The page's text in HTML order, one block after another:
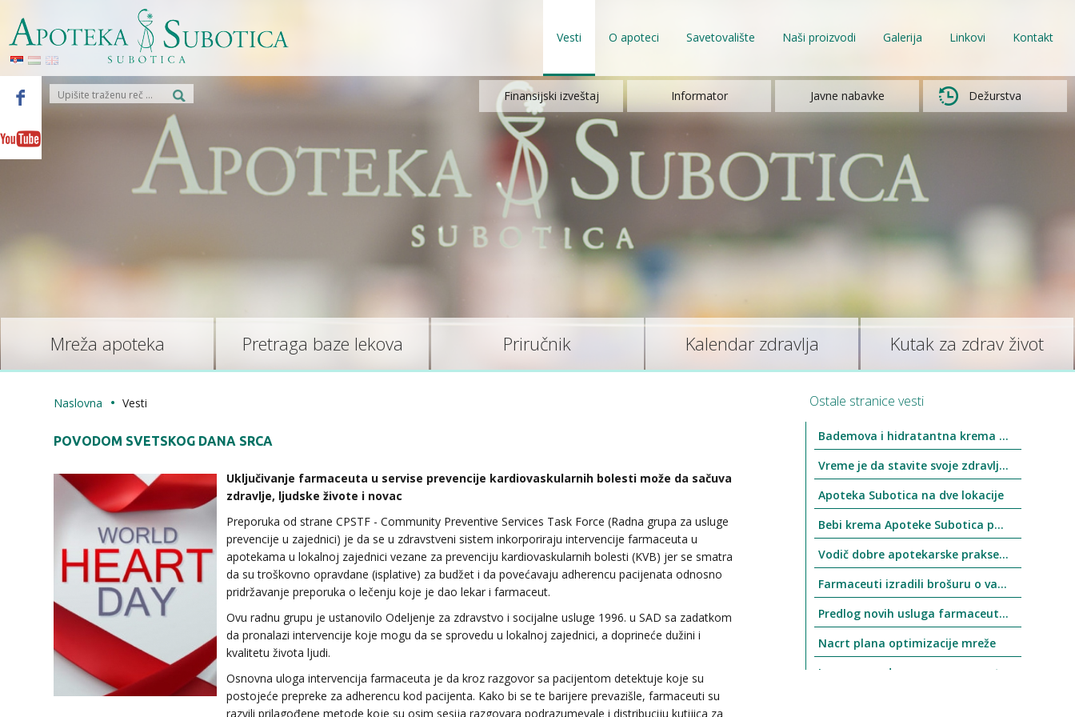
Vesti O apoteci Savetovalište Naši proizvodi Galerija Linkovi Kontakt
Finansijski izveštaj Informator Javne nabavke Dežurstva
Mreža apoteka Pretraga baze lekova Priručnik Kalendar zdravlja Kutak za zdrav život
Ostale stranice vesti
Bademova i hidratantna krema Apoteke Subotica ponovo u prodaji
Vreme je da stavite svoje zdravlje u 1. plan
Apoteka Subotica na dve lokacije
Bebi krema Apoteke Subotica ponovo u prodaji
Vodič dobre apotekarske prakse stupio na snagu 1.4.2021. godine
Farmaceuti izradili brošuru o vakcinama
Predlog novih usluga farmaceuta nije prihvaćen
Nacrt plana optimizacije mreže
Naslovna Vesti
POVODOM SVETSKOG DANA SRCA
Uključivanje farmaceuta u servise prevencije kardiovaskularnih bolesti može da sačuva
zdravlje, ljudske živote i novac
Preporuka od strane CPSTF - Community Preventive Services Task Force (Radna grupa za usluge
prevencije u zajednici) je da se u zdravstveni sistem inkorporiraju intervencije farmaceuta u
apotekama u lokalnoj zajednici vezane za prevenciju kardiovaskularnih bolesti (KVB) jer se smatra
da su troškovno opravdane (isplative) za budžet i da povećavaju adherencu pacijenata odnosno
pridržavanje preporuka o lečenju koje je dao lekar i farmaceut.
Ovu radnu grupu je ustanovilo Odeljenje za zdravstvo i socijalne usluge 1996. u SAD sa zadatkom
da pronalazi intervencije koje mogu da se sprovedu u lokalnoj zajednici, a doprineće dužini i
kvalitetu života ljudi.
Osnovna uloga intervencija farmaceuta je da kroz razgovor sa pacijentom detektuje koje su
postojeće prepreke za adherencu kod pacijenta. Kako bi se te barijere prevazišle, farmaceuti su
razvili prilagođene metode koje su osim sesija razgovara podrazumevale i distribuciju kutijica za